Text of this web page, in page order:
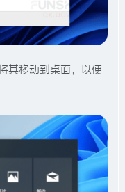
其移动到桌面，以便